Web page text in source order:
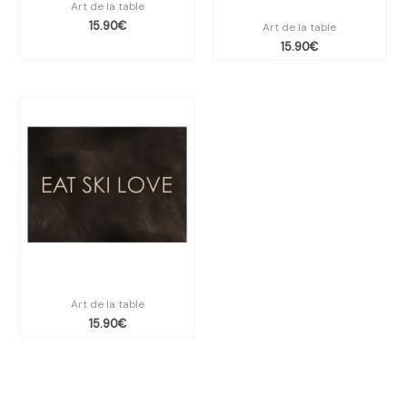
Art de la table
15.90€
Art de la table
15.90€
Art de la table
15.90€